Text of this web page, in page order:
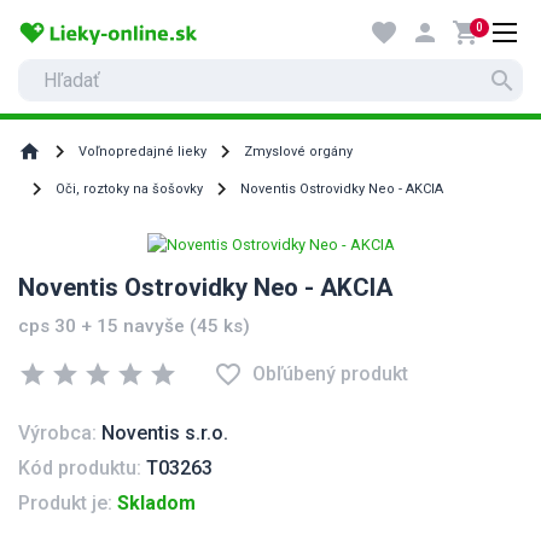
search
favorite person shopping_cart0
home Voľnopredajné lieky Zmyslové orgány
Oči, roztoky na šošovky Noventis Ostrovidky Neo - AKCIA
Noventis Ostrovidky Neo - AKCIA
cps 30 + 15 navyše (45 ks)
star star star star star favorite_border Obľúbený produkt
Výrobca: Noventis s.r.o.
Kód produktu: T03263
Produkt je: Skladom